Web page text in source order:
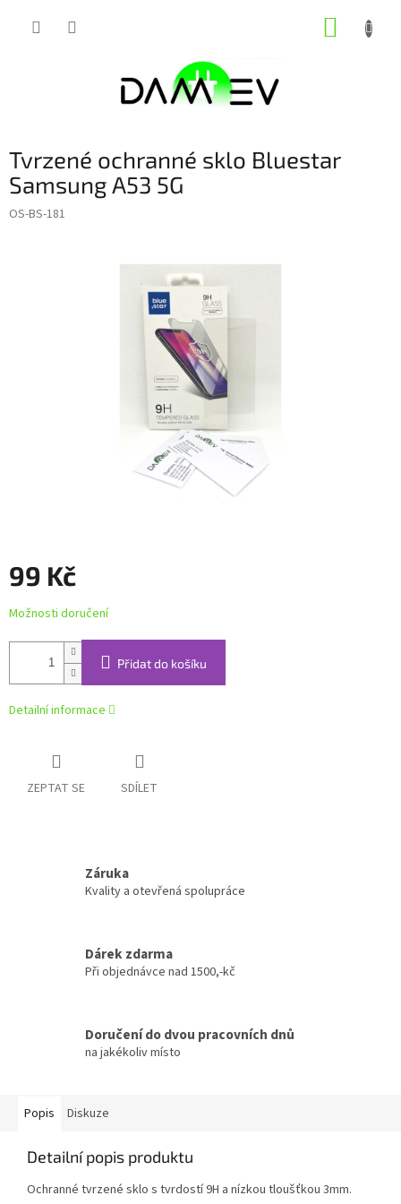
Tvrzené ochranné sklo Bluestar
Samsung A53 5G
OS-BS-181
99 Kč
Měrná
cena:
Možnosti doručení
Přidat do košíku
Detailní informace
ZEPTAT SE SDÍLET
Záruka
Kvality a otevřená spolupráce
Dárek zdarma
Při objednávce nad 1500,-kč
Doručení do dvou pracovních dnů
na jakékoliv místo
Popis Diskuze
Detailní popis produktu
Ochranné tvrzené sklo s tvrdostí 9H a nízkou tloušťkou 3mm.